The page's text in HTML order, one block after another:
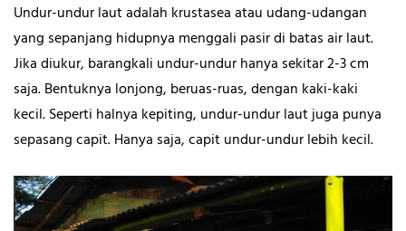
Undur-undur laut adalah krustasea atau udang-udangan
yang sepanjang hidupnya menggali pasir di batas air laut.
Jika diukur, barangkali undur-undur hanya sekitar 2-3 cm
saja. Bentuknya lonjong, beruas-ruas, dengan kaki-kaki
kecil. Seperti halnya kepiting, undur-undur laut juga punya
sepasang capit. Hanya saja, capit undur-undur lebih kecil.